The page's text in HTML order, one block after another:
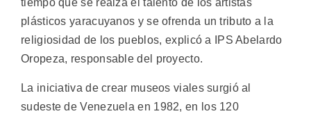
tiempo que se realza el talento de los artistas
plásticos yaracuyanos y se ofrenda un tributo a la
religiosidad de los pueblos, explicó a IPS Abelardo
Oropeza, responsable del proyecto.
La iniciativa de crear museos viales surgió al
sudeste de Venezuela en 1982, en los 120